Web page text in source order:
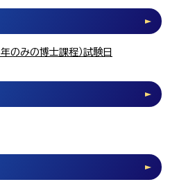
のみの博士課程）試験日